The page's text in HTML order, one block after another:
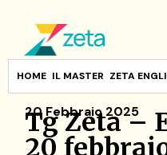
HOME IL MASTER ZETA
20 Febbraio 2025
Tg Zeta –
20